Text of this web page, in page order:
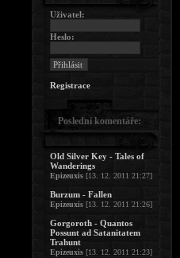
Uživatel:
Heslo:
Registrace
Poslední komentáře:
Old Silver Key - Tales of
Wanderings
Epizeuxis [13. 12. 2011 21:27]
Burzum - Fallen
Epizeuxis [13. 12. 2011 21:26]
Gorgoroth - Quantos
Possunt ad Satanitatem
Trahunt
Epizeuxis [13. 12. 2011 21:23]